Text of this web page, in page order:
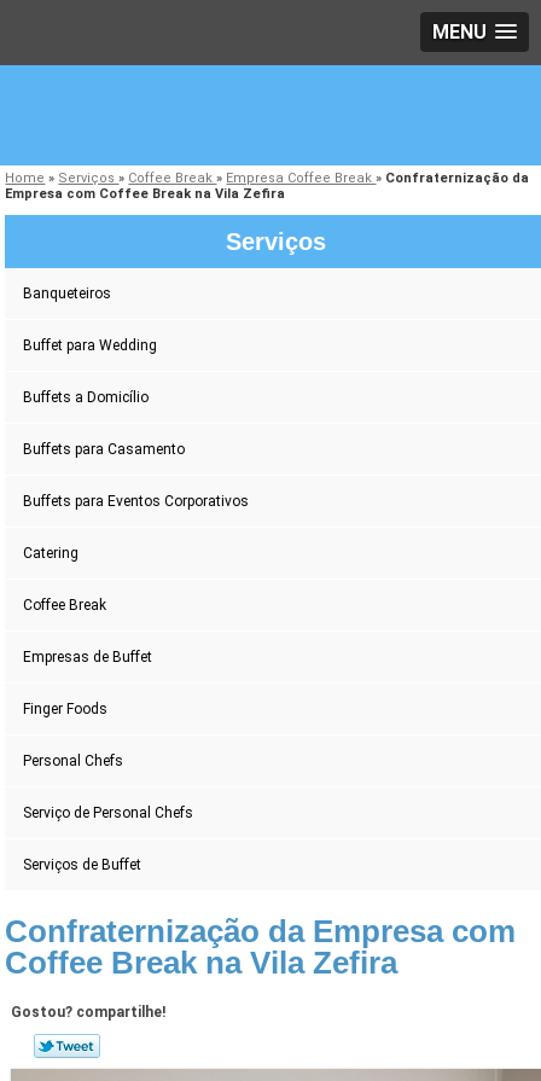
MENU
Home » Serviços» Coffee Break» Empresa Coffee Break» Confraternização da
Empresa com Coffee Break na Vila Zefira
Serviços
Banqueteiros
Buffet para Wedding
Buffets a Domicílio
Buffets para Casamento
Buffets para Eventos Corporativos
Catering
Coffee Break
Empresas de Buffet
Finger Foods
Personal Chefs
Serviço de Personal Chefs
Serviços de Buffet
Confraternização da Empresa com
Coffee Break na Vila Zefira
Gostou? compartilhe!